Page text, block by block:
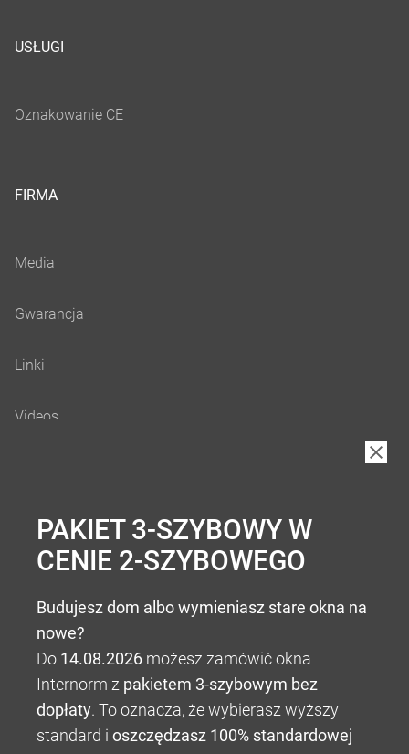
USŁUGI
FIRMA
PAKIET 3-SZYBOWY W
CENIE 2-SZYBOWEGO
Budujesz dom albo wymieniasz stare okna na
nowe?
Do 14.08.2026 możesz zamówić okna
Internorm z pakietem 3-szybowym bez
dopłaty. To oznacza, że wybierasz wyższy
standard i oszczędzasz 100% standardowej